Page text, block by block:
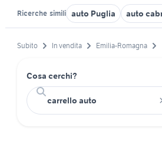
Ricerche simili auto Puglia auto
Subito In vendita Emilia-Romagna
Cosa cerchi?